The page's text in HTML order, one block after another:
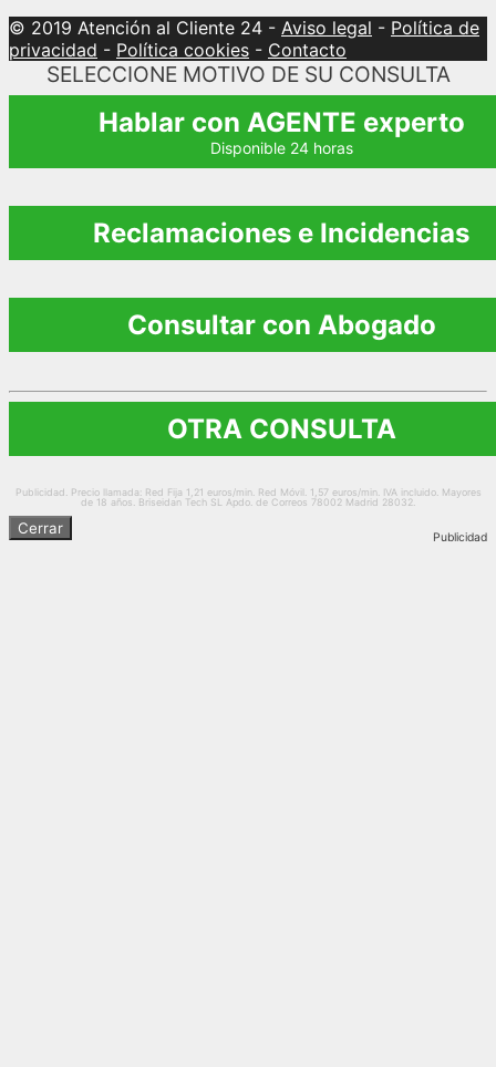
© 2019 Atención al Cliente 24 - Aviso legal - Política de
privacidad - Política cookies - Contacto
SELECCIONE MOTIVO DE SU CONSULTA
Hablar con AGENTE experto
Disponible 24 horas
Reclamaciones e Incidencias
Consultar con Abogado
OTRA CONSULTA
Publicidad. Precio llamada: Red Fija 1,21 euros/min. Red Móvil. 1,57 euros/min. IVA incluido. Mayores
de 18 años. Briseidan Tech SL Apdo. de Correos 78002 Madrid 28032.
Publicidad
Cerrar